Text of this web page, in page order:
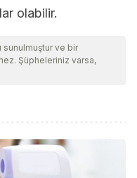
olabilir.
sunulmuştur ve bir
Şüpheleriniz varsa,